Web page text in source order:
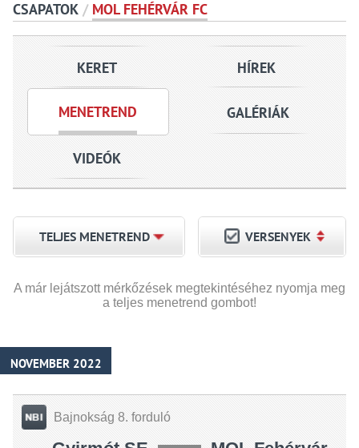
CSAPATOK / MOL FEHÉRVÁR FC
KERET HÍREK
MENETREND GALÉRIÁK
VIDEÓK
TELJES MENETREND VERSENYEK
A már lejátszott mérkőzések megtekintéséhez nyomja meg
a teljes menetrend gombot!
NOVEMBER 2022
Bajnokság 8. forduló